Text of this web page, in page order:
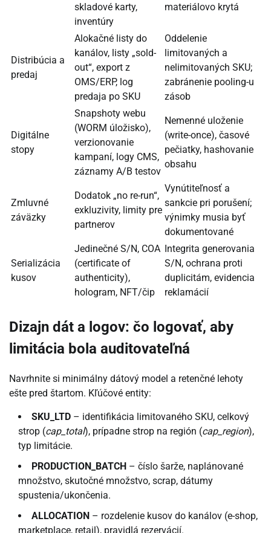
skladové karty,
inventúry
materiálovo krytá
Distribúcia a
predaj
Alokačné listy do
kanálov, listy „sold-
out“, export z
OMS/ERP, log
predaja po SKU
Oddelenie
limitovaných a
nelimitovaných SKU;
zabránenie pooling-u
zásob
Digitálne
stopy
Snapshoty webu
(WORM úložisko),
verzionovanie
kampaní, logy CMS,
záznamy A/B testov
Nemenné uloženie
(write-once), časové
pečiatky, hashovanie
obsahu
Zmluvné
záväzky
Dodatok „no re-run“,
exkluzivity, limity pre
partnerov
Vynútiteľnosť a
sankcie pri porušení;
výnimky musia byť
dokumentované
Serializácia
kusov
Jedinečné S/N, COA
(certificate of
authenticity),
hologram, NFT/čip
Integrita generovania
S/N, ochrana proti
duplicitám, evidencia
reklamácií
Dizajn dát a logov: čo logovať, aby
limitácia bola auditovateľná
Navrhnite si minimálny dátový model a retenčné lehoty
ešte pred štartom. Kľúčové entity:
SKU_LTD – identifikácia limitovaného SKU, celkový
strop (cap_total), prípadne strop na región (cap_region),
typ limitácie.
PRODUCTION_BATCH – číslo šarže, naplánované
množstvo, skutočné množstvo, scrap, dátumy
spustenia/ukončenia.
ALLOCATION – rozdelenie kusov do kanálov (e-shop,
marketplace, retail), pravidlá rezervácií.